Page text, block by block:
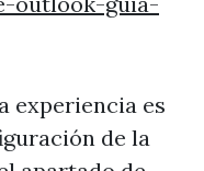
experiencia es
de la